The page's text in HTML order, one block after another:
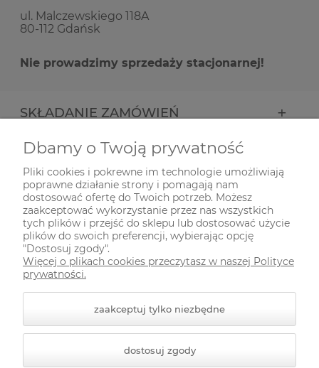
ul. Malczewskiego 118A
80-112 Gdańsk
Nie prowadzimy sprzedaży stacjonarnej!
SKŁADANIE ZAMÓWIEŃ
INFORMACJE
ODWIEDŹ NAS NA
Styl graficzny ShopGadget.pl
Sklep internetowy Shoper
Dbamy o Twoją prywatność
Pliki cookies i pokrewne im technologie umożliwiają
poprawne działanie strony i pomagają nam
dostosować ofertę do Twoich potrzeb. Możesz
zaakceptować wykorzystanie przez nas wszystkich
tych plików i przejść do sklepu lub dostosować użycie
plików do swoich preferencji, wybierając opcję
"Dostosuj zgody".
Więcej o plikach cookies przeczytasz w naszej Polityce
prywatności.
zaakceptuj tylko niezbędne
dostosuj zgody